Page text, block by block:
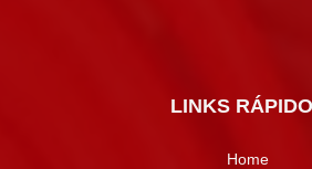
LINKS
Home